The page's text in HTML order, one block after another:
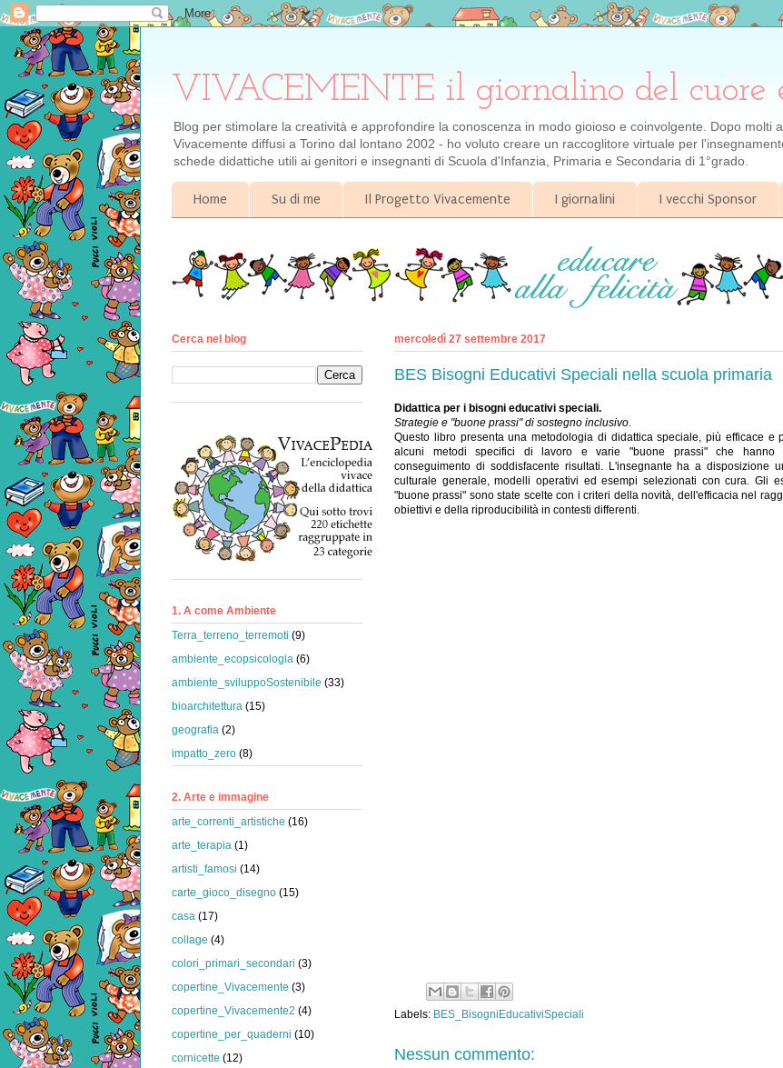
VIVACEMENTE il giornalino del cuore
Blog per stimolare la creatività e approfondire la conoscenza in modo gioioso e coinvolgente. Dopo molti
Vivacemente diffusi a Torino dal lontano 2002 - ho voluto creare un raccoglitore virtuale per
schede didattiche utili ai genitori e insegnanti di Scuola d'Infanzia, Primaria e Secondaria di 1°grado.
Home Su di me Il Progetto Vivacemente I giornalini I vecchi Sponsor
mercoledì 27 settembre 2017
BES Bisogni Educativi Speciali nella scuola primaria
Didattica per i bisogni educativi speciali.
Strategie e "buone prassi" di sostegno inclusivo.
Questo libro presenta una metodologia di didattica speciale, più efficace e
alcuni metodi specifici di lavoro e varie "buone prassi" che hanno
conseguimento di soddisfacente risultati. L'insegnante ha a disposizione
culturale generale, modelli operativi ed esempi selezionati con cura. Gli
"buone prassi" sono state scelte con i criteri della novità, dell'efficacia nel
obiettivi e della riproducibilità in contesti differenti.
Labels: BES_BisogniEducativiSpeciali
Nessun commento:
Cerca nel blog
1. A come Ambiente
Terra_terreno_terremoti (9)
ambiente_ecopsicologia (6)
ambiente_sviluppoSostenibile (33)
bioarchitettura (15)
geografia (2)
impatto_zero (8)
2. Arte e immagine
arte_correnti_artistiche (16)
arte_terapia (1)
artisti_famosi (14)
carte_gioco_disegno (15)
casa (17)
collage (4)
colori_primari_secondari (3)
copertine_Vivacemente (3)
copertine_Vivacemente2 (4)
copertine_per_quaderni (10)
cornicette (12)